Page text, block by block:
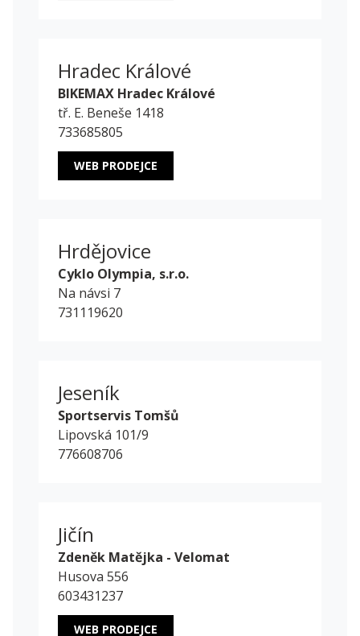
Hradec Králové
BIKEMAX Hradec Králové
tř. E. Beneše 1418
733685805
WEB PRODEJCE
Hrdějovice
Cyklo Olympia, s.r.o.
Na návsi 7
731119620
Jeseník
Sportservis Tomšů
Lipovská 101/9
776608706
Jičín
Zdeněk Matějka - Velomat
Husova 556
603431237
WEB PRODEJCE